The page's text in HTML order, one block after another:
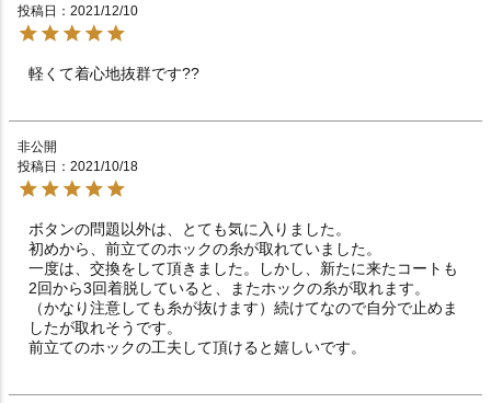
投稿日
2021/12/10
軽くて着心地抜群です??
非公開
投稿日
2021/10/18
ボタンの問題以外は、とても気に入りました。
初めから、前立てのホックの糸が取れていました。
一度は、交換をして頂きました。しかし、新たに来たコートも
2回から3回着脱していると、またホックの糸が取れます。
（かなり注意しても糸が抜けます）続けてなので自分で止めま
したが取れそうです。
前立てのホックの工夫して頂けると嬉しいです。